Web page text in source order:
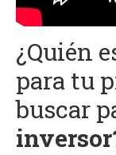
¿Quién
para tu
buscar